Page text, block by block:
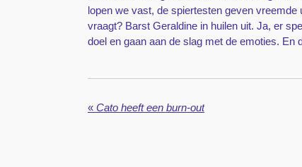
lopen we vast, de spiertesten geven
vraagt? Barst Geraldine in huilen uit. Ja, er
doel en gaan aan de slag met de emoties. En
« Cato heeft een burn-out